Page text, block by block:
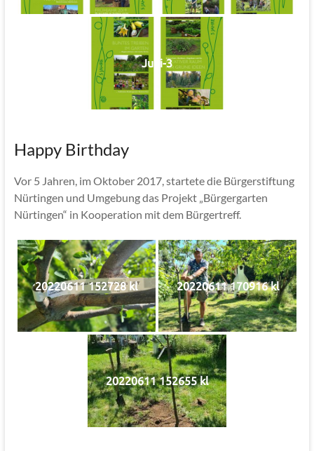
Jubi-3
Happy Birthday
Vor 5 Jahren, im Oktober 2017, startete die Bürgerstiftung
Nürtingen und Umgebung das Projekt „Bürgergarten
Nürtingen“ in Kooperation mit dem Bürgertreff.
20220611 152728 kl 20220611 170916 kl
20220611 152655 kl